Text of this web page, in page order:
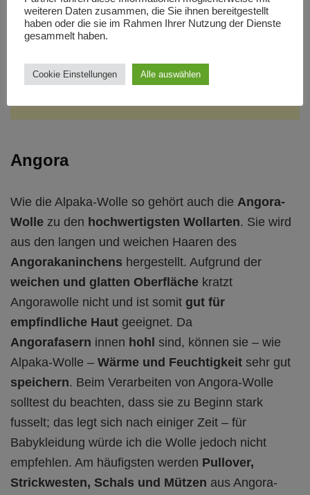
Angora
Wie die Alpaka-Wolle so gehört auch die Angora-
Wolle zu den hochwertigsten Wollarten. Sie wird
aus den langen und weichen Haaren des
Angorakaninchens hergestellt. Aufgrund der
weichen und glatten Oberfläche kratzt
Angorawolle nicht und ist somit gut für
empfindliche Haut geeignet. Da
Angorafasern innen hohl sind, können sie – wie
Alpaka-Wolle – Wärme und Feuchtigkeit sehr gut
speichern. Beim Verarbeiten von Angora-Wolle
solltest du beachten, dass sie zu Beginn stark
fusselt; das legt sich nach einiger Zeit – für
Babykleidung würde ich die Wolle jedoch nicht
empfehlen. Am häufigsten werden Pullover,
Strickwesten, Schals und Mützen aus Angora-
weiteren Daten zusammen, die Sie ihnen bereitgestellt
haben oder die sie im Rahmen Ihrer Nutzung der Dienste
gesammelt haben.
Cookie Einstellungen Alle auswählen